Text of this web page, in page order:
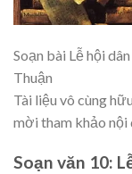
Soạn bài Lễ hội
Thuận
Tài liệu vô cùng
mời tham khảo
Soạn văn 10: